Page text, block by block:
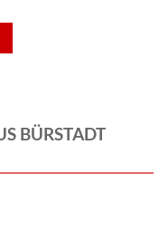
BÜRSTADT